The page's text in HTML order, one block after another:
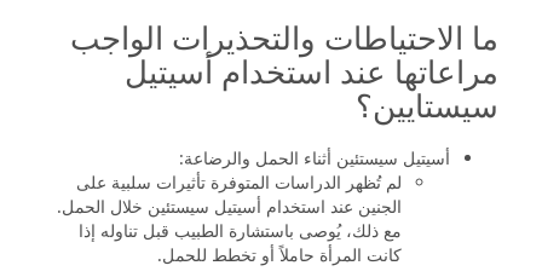
ما الاحتياطات والتحذيرات الواجب
مراعاتها عند استخدام أسيتيل
سيستايين؟
أسيتيل سيستئين أثناء الحمل والرضاعة:
لم تُظهر الدراسات المتوفرة تأثيرات سلبية على
الجنين عند استخدام أسيتيل سيستئين خلال الحمل.
مع ذلك، يُوصى باستشارة الطبيب قبل تناوله إذا
كانت المرأة حاملاً أو تخطط للحمل.